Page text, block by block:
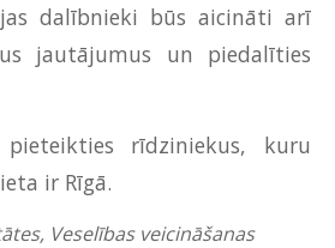
dalībnieki būs aicināti arī
jautājumus un piedalīties
rīdziniekus, kuru
ir Rīgā.
, Veselības veicināšanas